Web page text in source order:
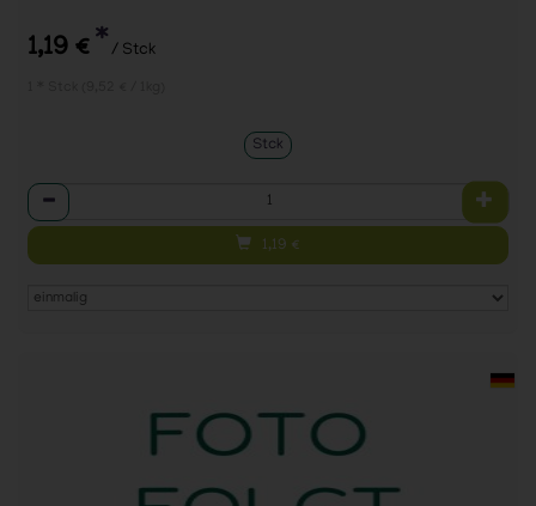
1,19 € * / Stck
Stck
Anzahl
1,19 €